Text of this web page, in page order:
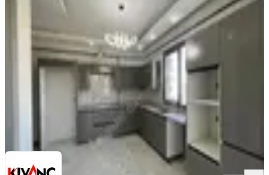
Yeşilyurt, Bostanbaşı Mahallesi
3+1· 185 m²·6. Kat·06.08.2026
26.000 ₺
KIVANÇ GAYRİMENKUL KIVANÇ YILDIRIM